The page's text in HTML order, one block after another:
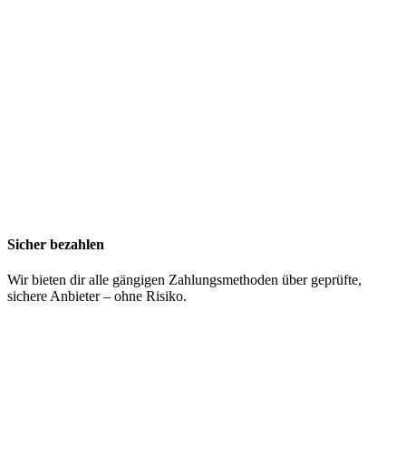
Sicher bezahlen
Wir bieten dir alle gängigen Zahlungsmethoden über geprüfte,
sichere Anbieter – ohne Risiko.